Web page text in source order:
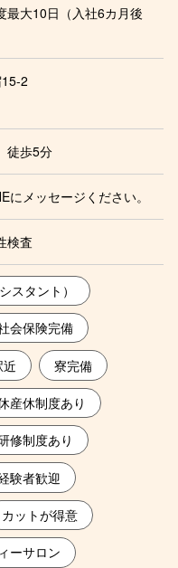
最大10日（入社6カ月後
2
歩5分
メッセージください。
検査
スタント）
会保険完備
近 寮完備
産休制度あり
修制度あり
験者歓迎
カットが得意
ーサロン